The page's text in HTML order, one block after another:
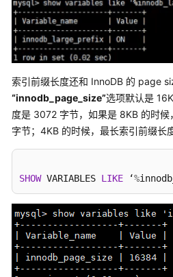
南
最
佳
践
性
能
书
API
考
SDK
索引前缀长度还和 InnoDB 的 page
“innodb_page_size”选项默认是
度是 3072 字节，如果是 8KB 的时
字节；4KB 的时候，最长索引前缀长
SHOW VARIABLES LIKE ‘%